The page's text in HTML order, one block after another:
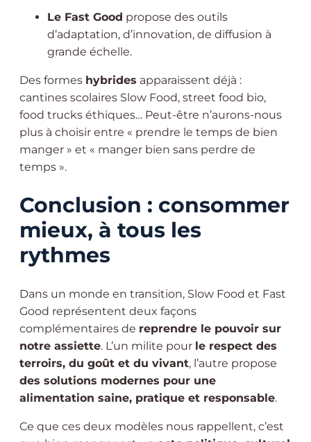
Le Fast Good propose des outils
d’adaptation, d’innovation, de diffusion à
grande échelle.
Des formes hybrides apparaissent déjà :
cantines scolaires Slow Food, street food bio,
food trucks éthiques… Peut-être n’aurons-nous
plus à choisir entre « prendre le temps de bien
manger » et « manger bien sans perdre de
temps ».
Conclusion : consommer
mieux, à tous les
rythmes
Dans un monde en transition, Slow Food et Fast
Good représentent deux façons
complémentaires de reprendre le pouvoir sur
notre assiette. L’un milite pour le respect des
terroirs, du goût et du vivant, l’autre propose
des solutions modernes pour une
alimentation saine, pratique et responsable.
Ce que ces deux modèles nous rappellent, c’est